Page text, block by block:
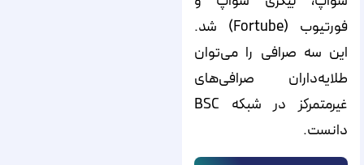
فورتیوب (Fortube) شد.
این سه صرافی را می‌توان
طلایه‌داران صرافی‌های
غیرمتمرکز در شبکه BSC
دانست.